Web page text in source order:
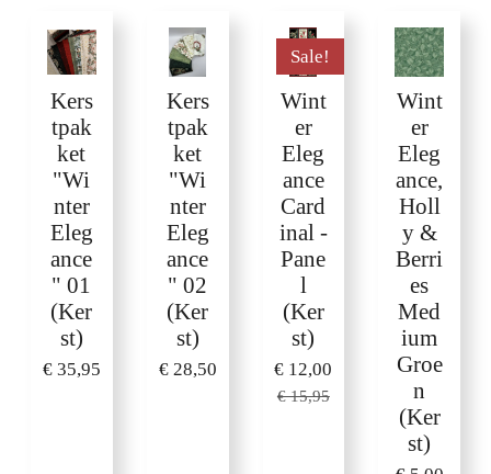
Kers
tpak
ket
"Wi
nter
Eleg
ance
" 01
(Ker
st)
€ 35,95
Kers
tpak
ket
"Wi
nter
Eleg
ance
" 02
(Ker
st)
€ 28,50
Sale!
Wint
er
Eleg
ance
Card
inal -
Pane
l
(Ker
st)
€ 12,00
€ 15,95
Wint
er
Eleg
ance,
Holl
y &
Berri
es
Med
ium
Groe
n
(Ker
st)